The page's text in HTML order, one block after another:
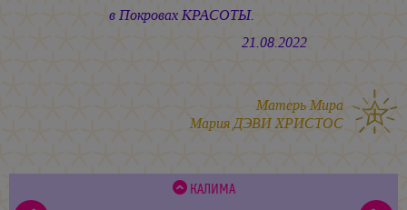
в Покровах КРАСОТЫ.
21.08.2022
Матерь Мира
Мария ДЭВИ ХРИСТОС
КАЛИМА